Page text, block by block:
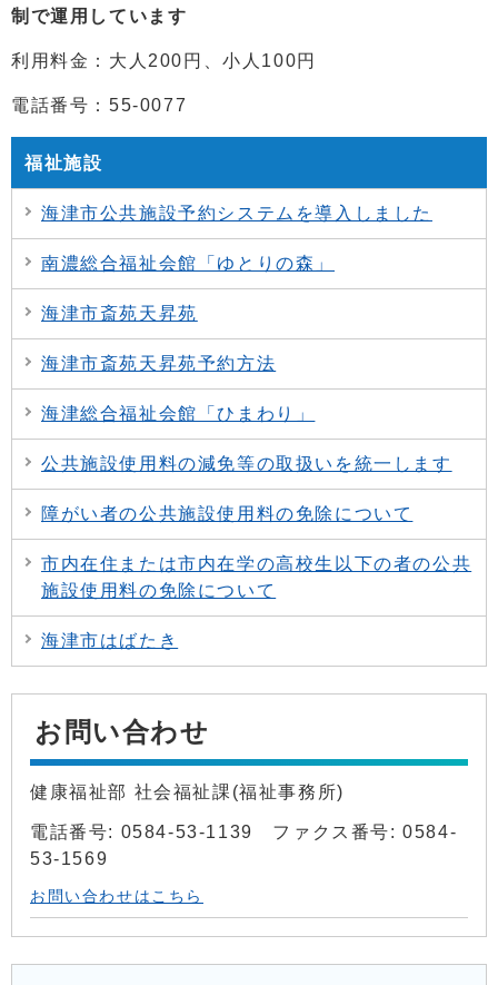
制で運用しています
利用料金：大人200円、小人100円
電話番号：55-0077
福祉施設
海津市公共施設予約システムを導入しました
南濃総合福祉会館「ゆとりの森」
海津市斎苑天昇苑
海津市斎苑天昇苑予約方法
海津総合福祉会館「ひまわり」
公共施設使用料の減免等の取扱いを統一します
障がい者の公共施設使用料の免除について
市内在住または市内在学の高校生以下の者の公共
施設使用料の免除について
海津市はばたき
お問い合わせ
健康福祉部 社会福祉課(福祉事務所)
電話番号: 0584-53-1139 ファクス番号: 0584-
53-1569
お問い合わせはこちら